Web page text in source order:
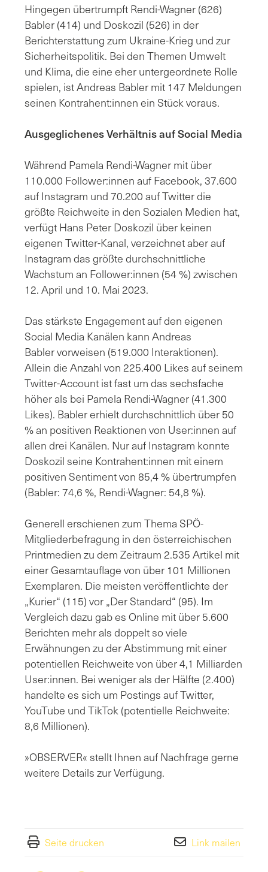
Hingegen übertrumpft Rendi-Wagner (626)
Babler (414) und Doskozil (526) in der
Berichterstattung zum Ukraine-Krieg und zur
Sicherheitspolitik. Bei den Themen Umwelt
und Klima, die eine eher untergeordnete Rolle
spielen, ist Andreas Babler mit 147 Meldungen
seinen Kontrahent:innen ein Stück voraus.
Ausgeglichenes Verhältnis auf Social Media
Während Pamela Rendi-Wagner mit über
110.000 Follower:innen auf Facebook, 37.600
auf Instagram und 70.200 auf Twitter die
größte Reichweite in den Sozialen Medien hat,
verfügt Hans Peter Doskozil über keinen
eigenen Twitter-Kanal, verzeichnet aber auf
Instagram das größte durchschnittliche
Wachstum an Follower:innen (54 %) zwischen
12. April und 10. Mai 2023.
Das stärkste Engagement auf den eigenen
Social Media Kanälen kann Andreas
Babler vorweisen (519.000 Interaktionen).
Allein die Anzahl von 225.400 Likes auf seinem
Twitter-Account ist fast um das sechsfache
höher als bei Pamela Rendi-Wagner (41.300
Likes). Babler erhielt durchschnittlich über 50
% an positiven Reaktionen von User:innen auf
allen drei Kanälen. Nur auf Instagram konnte
Doskozil seine Kontrahent:innen mit einem
positiven Sentiment von 85,4 % übertrumpfen
(Babler: 74,6 %, Rendi-Wagner: 54,8 %).
Generell erschienen zum Thema SPÖ-
Mitgliederbefragung in den österreichischen
Printmedien zu dem Zeitraum 2.535 Artikel mit
einer Gesamtauflage von über 101 Millionen
Exemplaren. Die meisten veröffentlichte der
„Kurier“ (115) vor „Der Standard“ (95). Im
Vergleich dazu gab es Online mit über 5.600
Berichten mehr als doppelt so viele
Erwähnungen zu der Abstimmung mit einer
potentiellen Reichweite von über 4,1 Milliarden
User:innen. Bei weniger als der Hälfte (2.400)
handelte es sich um Postings auf Twitter,
YouTube und TikTok (potentielle Reichweite:
8,6 Millionen).
»OBSERVER«stellt Ihnen auf Nachfrage gerne
weitere Details zur Verfügung.
Seite drucken Link mailen